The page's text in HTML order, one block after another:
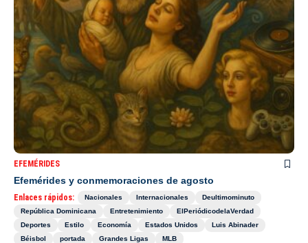
EFEMÉRIDES
Efemérides y conmemoraciones de agosto
Enlaces rápidos: Nacionales Internacionales
Deultimominuto
República Dominicana
Entretenimiento
ElPeriódicodelaVerdad
Deportes
Estilo Economía Estados Unidos
Luis Abinader
Béisbol
portada Grandes Ligas MLB